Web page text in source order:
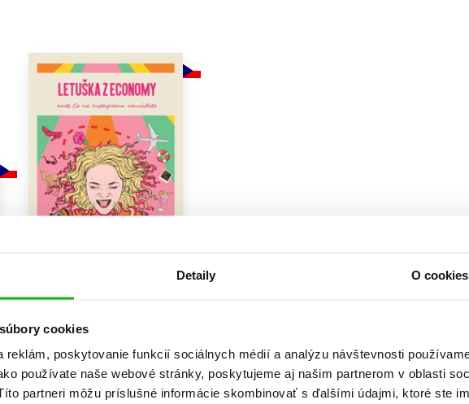
Detaily O cookies
cookies
reklám, poskytovanie funkcií sociálnych médií a analýzu návštevnosti
používate naše webové stránky, poskytujeme aj našim partnerom v oblasti
partneri môžu príslušné informácie skombinovať s ďalšími údajmi, ktoré ste
Populárno - náučná pre dospelých
Populárno - náučné pre deti
Všetky tituly
na Instagramu neuvidíte
9,17 €
Do košíka